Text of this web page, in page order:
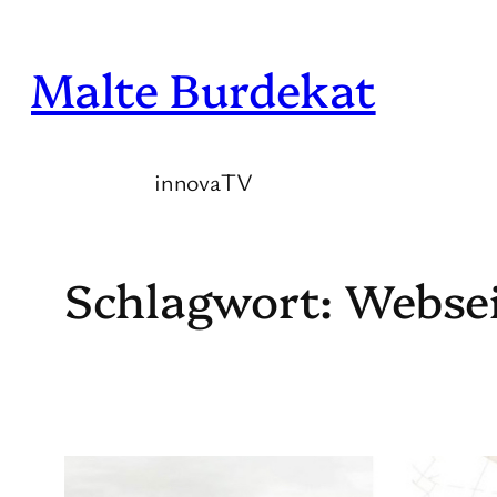
springen
Malte Burdekat
innovaTV
Schlagwort: